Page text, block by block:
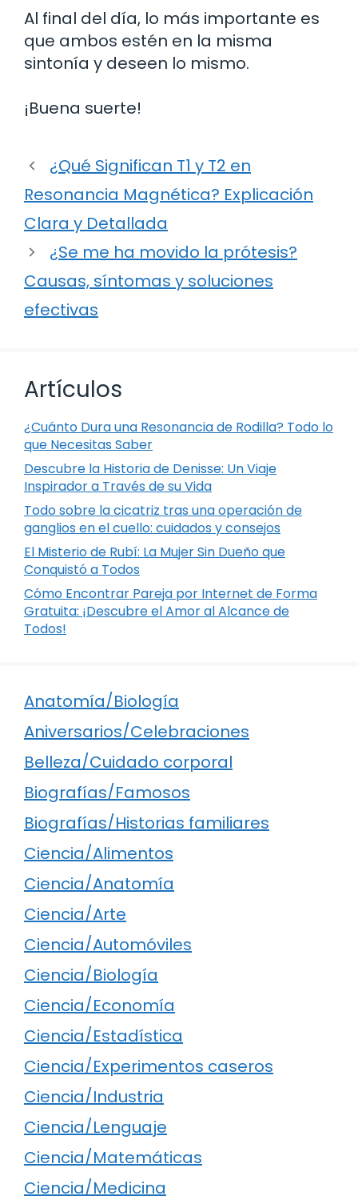
Al final del día, lo más importante es
que ambos estén en la misma
sintonía y deseen lo mismo.
¡Buena suerte!
¿Qué Significan T1 y T2 en
Resonancia Magnética? Explicación
Clara y Detallada
¿Se me ha movido la prótesis?
Causas, síntomas y soluciones
efectivas
Artículos
¿Cuánto Dura una Resonancia de Rodilla? Todo lo
que Necesitas Saber
Descubre la Historia de Denisse: Un Viaje
Inspirador a Través de su Vida
Todo sobre la cicatriz tras una operación de
ganglios en el cuello: cuidados y consejos
El Misterio de Rubí: La Mujer Sin Dueño que
Conquistó a Todos
Cómo Encontrar Pareja por Internet de Forma
Gratuita: ¡Descubre el Amor al Alcance de
Todos!
Anatomía/Biología
Aniversarios/Celebraciones
Belleza/Cuidado corporal
Biografías/Famosos
Biografías/Historias familiares
Ciencia/Alimentos
Ciencia/Anatomía
Ciencia/Arte
Ciencia/Automóviles
Ciencia/Biología
Ciencia/Economía
Ciencia/Estadística
Ciencia/Experimentos caseros
Ciencia/Industria
Ciencia/Lenguaje
Ciencia/Matemáticas
Ciencia/Medicina